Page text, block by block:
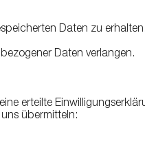
Daten zu erhalten.
Daten verlangen.
erteilte
übermitteln: